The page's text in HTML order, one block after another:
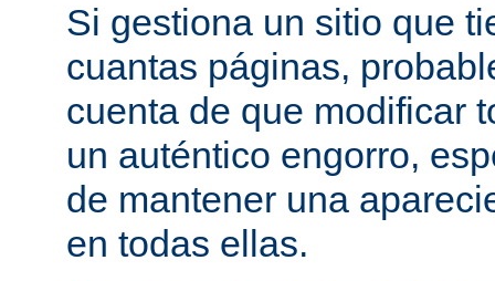
Si gestiona un sitio que
cuantas páginas,
cuenta de que modificar
un auténtico engorro,
de mantener una
en todas ellas.